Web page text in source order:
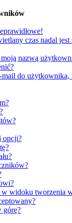
czas nadal jest
nazwą
do
opcji?
w widoku tworzenia
górę?